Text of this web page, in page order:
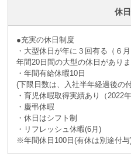
休
●充実の休日制度
・大型休日が年に３回有る（６
年間20日間の大型の休日がありま
・年間有給休暇10日
(下限日数は、入社半年経過後の
・育児休暇取得実績あり（2022
・慶弔休暇
・休日はシフト制
・リフレッシュ休暇(6月)
※年間休日100日(有休は別途付与